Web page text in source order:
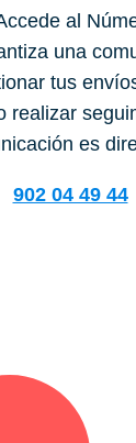
al
una
tus
realizar
es
902 04 49 44